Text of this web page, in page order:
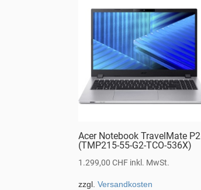
Acer Notebook TravelMate P2
(TMP215-55-G2-TCO-536X)
1.299,00CHF inkl. MwSt.
zzgl.Versandkosten